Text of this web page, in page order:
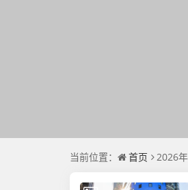
当前位置： 首页 2026